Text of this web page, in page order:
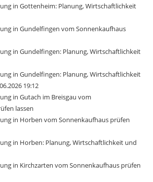
in Gottenheim: Planung, Wirtschaftlichkeit
in Gundelfingen vom Sonnenkaufhaus
in Gundelfingen: Planung, Wirtschaftlichkeit
in Gundelfingen: Planung, Wirtschaftlichkeit
19:12
in Gutach im Breisgau vom
lassen
in Horben vom Sonnenkaufhaus prüfen
in Horben: Planung, Wirtschaftlichkeit und
in Kirchzarten vom Sonnenkaufhaus prüfen